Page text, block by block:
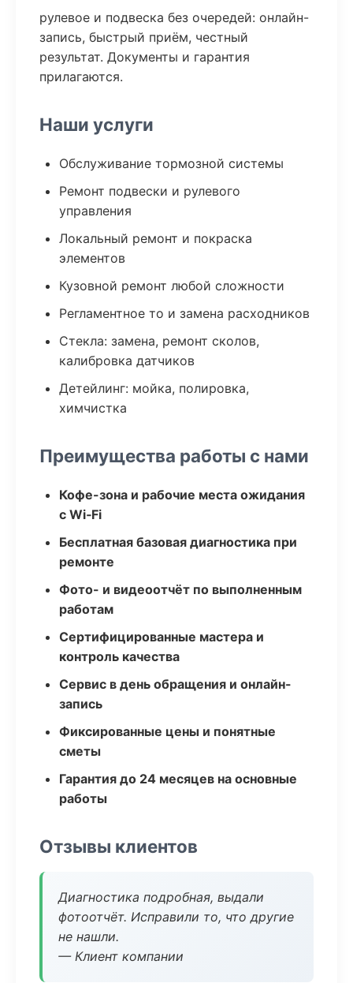
рулевое и подвеска без очередей: онлайн-
запись, быстрый приём, честный
результат. Документы и гарантия
прилагаются.
Наши услуги
Обслуживание тормозной системы
Ремонт подвески и рулевого
управления
Локальный ремонт и покраска
элементов
Кузовной ремонт любой сложности
Регламентное то и замена расходников
Стекла: замена, ремонт сколов,
калибровка датчиков
Детейлинг: мойка, полировка,
химчистка
Преимущества работы с нами
Кофе-зона и рабочие места ожидания
с Wi‑Fi
Бесплатная базовая диагностика при
ремонте
Фото- и видеоотчёт по выполненным
работам
Сертифицированные мастера и
контроль качества
Сервис в день обращения и онлайн-
запись
Фиксированные цены и понятные
сметы
Гарантия до 24 месяцев на основные
работы
Отзывы клиентов
Диагностика подробная, выдали
фотоотчёт. Исправили то, что другие
не нашли.
— Клиент компании